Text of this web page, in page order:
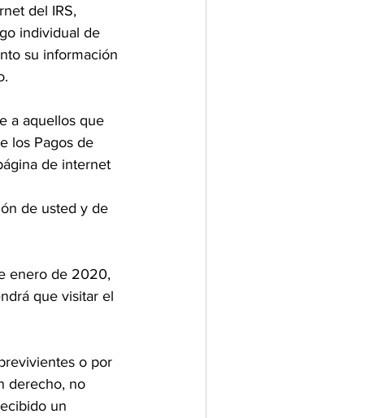
del IRS,
individual de
su información
a aquellos que
los Pagos de
de internet
de usted y de
enero de 2020,
que visitar el
o por
derecho, no
un